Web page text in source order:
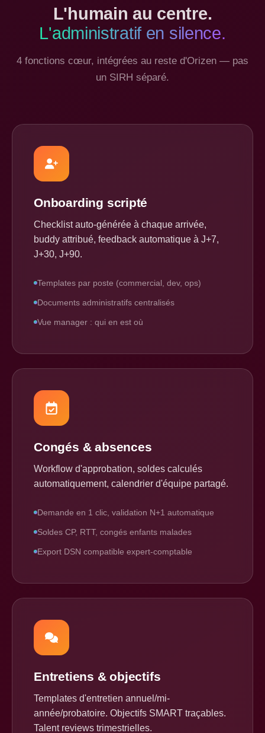
L'humain au centre.
L'administratif en silence.
4 fonctions cœur, intégrées au reste d'Orizen — pas
un SIRH séparé.
Onboarding scripté
Checklist auto-générée à chaque arrivée,
buddy attribué, feedback automatique à J+7,
J+30, J+90.
Templates par poste (commercial, dev, ops)
Documents administratifs centralisés
Vue manager : qui en est où
Congés & absences
Workflow d'approbation, soldes calculés
automatiquement, calendrier d'équipe partagé.
Demande en 1 clic, validation N+1 automatique
Soldes CP, RTT, congés enfants malades
Export DSN compatible expert-comptable
Entretiens & objectifs
Templates d'entretien annuel/mi-
année/probatoire. Objectifs SMART traçables.
Talent reviews trimestrielles.